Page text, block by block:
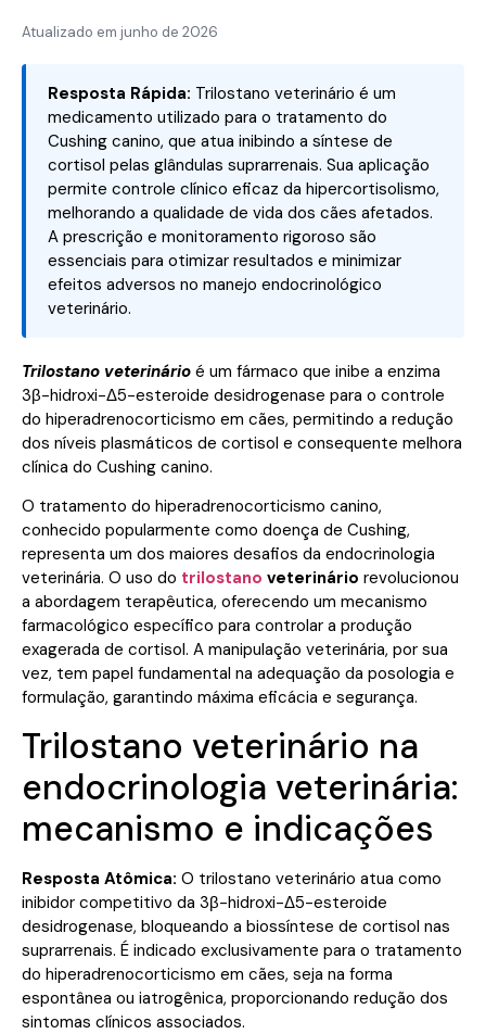
Atualizado em junho de 2026
Resposta Rápida: Trilostano veterinário é um
medicamento utilizado para o tratamento do
Cushing canino, que atua inibindo a síntese de
cortisol pelas glândulas suprarrenais. Sua aplicação
permite controle clínico eficaz da hipercortisolismo,
melhorando a qualidade de vida dos cães afetados.
A prescrição e monitoramento rigoroso são
essenciais para otimizar resultados e minimizar
efeitos adversos no manejo endocrinológico
veterinário.
Trilostano veterinário é um fármaco que inibe a enzima
3β-hidroxi-Δ5-esteroide desidrogenase para o controle
do hiperadrenocorticismo em cães, permitindo a redução
dos níveis plasmáticos de cortisol e consequente melhora
clínica do Cushing canino.
O tratamento do hiperadrenocorticismo canino,
conhecido popularmente como doença de Cushing,
representa um dos maiores desafios da endocrinologia
veterinária. O uso do trilostano veterinário revolucionou
a abordagem terapêutica, oferecendo um mecanismo
farmacológico específico para controlar a produção
exagerada de cortisol. A manipulação veterinária, por sua
vez, tem papel fundamental na adequação da posologia e
formulação, garantindo máxima eficácia e segurança.
Trilostano veterinário na
endocrinologia veterinária:
mecanismo e indicações
Resposta Atômica: O trilostano veterinário atua como
inibidor competitivo da 3β-hidroxi-Δ5-esteroide
desidrogenase, bloqueando a biossíntese de cortisol nas
suprarrenais. É indicado exclusivamente para o tratamento
do hiperadrenocorticismo em cães, seja na forma
espontânea ou iatrogênica, proporcionando redução dos
sintomas clínicos associados.